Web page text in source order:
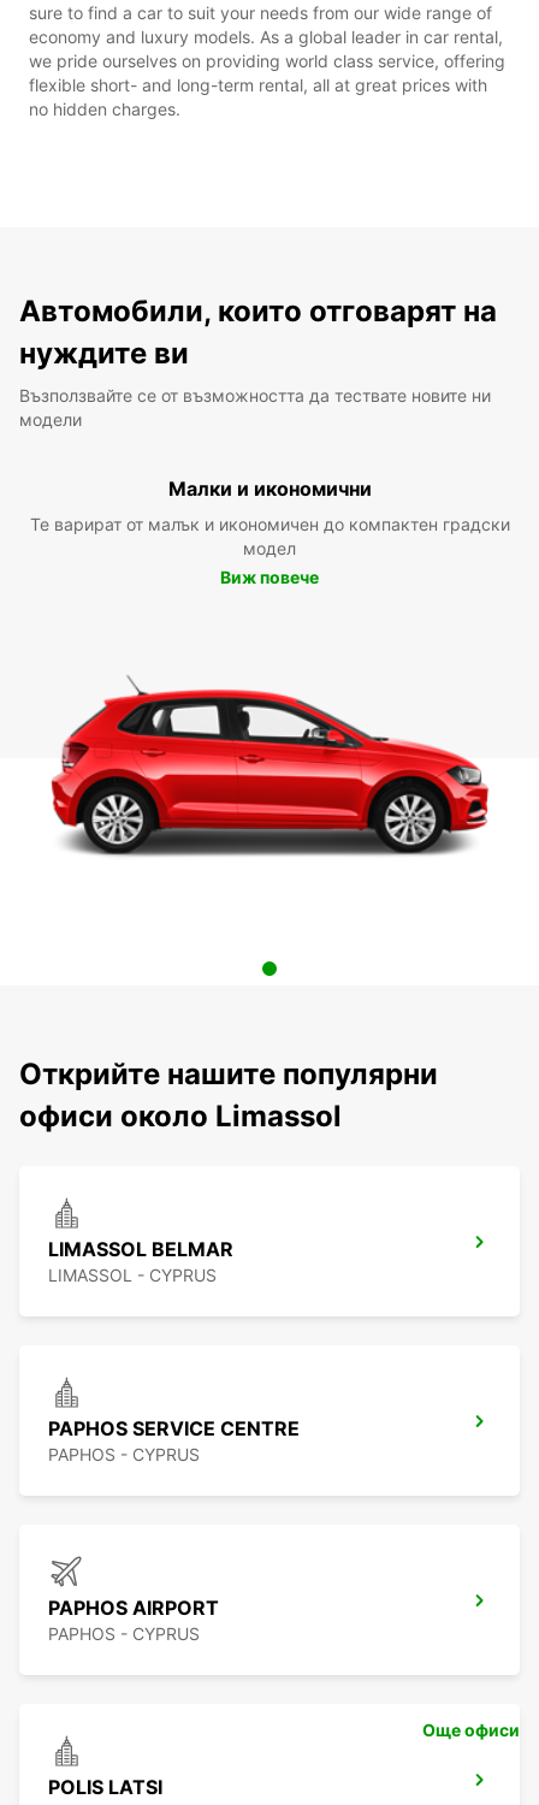
sure to find a car to suit your needs from our wide range of
economy and luxury models. As a global leader in car rental,
we pride ourselves on providing world class service, offering
flexible short- and long-term rental, all at great prices with
no hidden charges.
Автомобили, които отговарят на
нуждите ви
Възползвайте се от възможността да тествате новите ни
модели
Малки и икономични
Те варират от малък и икономичен до компактен градски
модел
Виж повече
Открийте нашите популярни
офиси около Limassol
LIMASSOL BELMAR
LIMASSOL - CYPRUS
PAPHOS SERVICE CENTRE
PAPHOS - CYPRUS
PAPHOS AIRPORT
PAPHOS - CYPRUS
POLIS LATSI
Още офиси